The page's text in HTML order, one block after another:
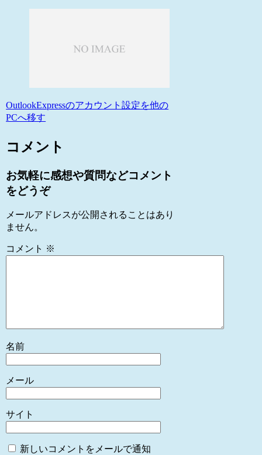
OutlookExpressのアカウント設定を他の
PCへ移す
コメント
お気軽に感想や質問などコメント
をどうぞ
メールアドレスが公開されることはあり
ません。
コメント ※
名前
メール
サイト
新しいコメントをメールで通知